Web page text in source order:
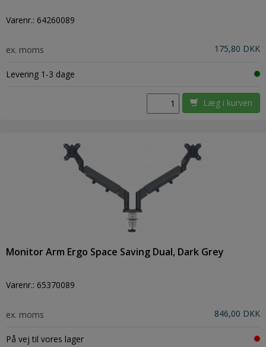
Varenr.: 64260089
ex. moms 175,80 DKK
Levering 1-3 dage
Læg i kurven
Monitor Arm Ergo Space Saving Dual, Dark Grey
Varenr.: 65370089
ex. moms 846,00 DKK
På vej til vores lager